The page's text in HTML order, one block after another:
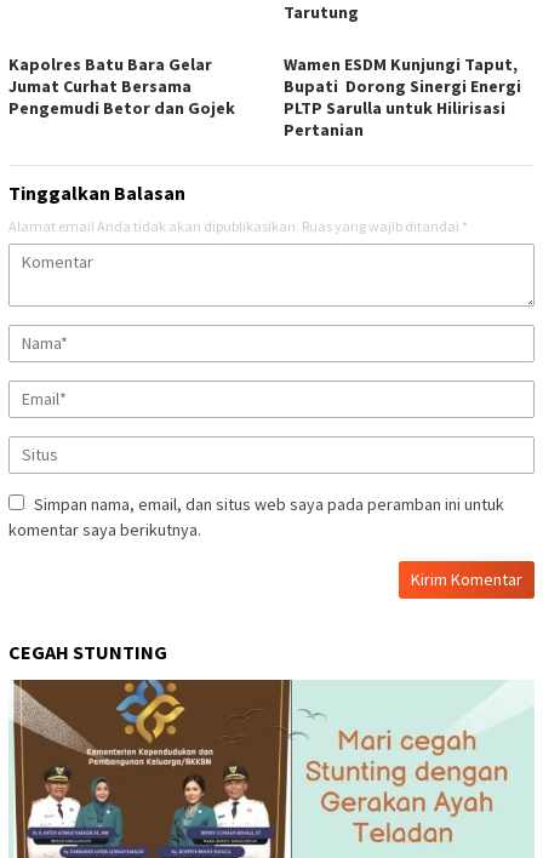
Tarutung
Kapolres Batu Bara Gelar
Jumat Curhat Bersama
Pengemudi Betor dan Gojek
Wamen ESDM Kunjungi Taput,
Bupati Dorong Sinergi Energi
PLTP Sarulla untuk Hilirisasi
Pertanian
Tinggalkan Balasan
Alamat email Anda tidak akan dipublikasikan. Ruas yang wajib ditandai *
Simpan nama, email, dan situs web saya pada peramban ini untuk
komentar saya berikutnya.
CEGAH STUNTING